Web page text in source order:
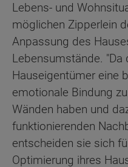
Lebens- und
möglichen Zipperlein
Anpassung des
Lebensumstände. "Da
Hauseigentümer eine
emotionale Bindung
Wänden haben und
funktionierenden
entscheiden sie sich
Optimierung ihres